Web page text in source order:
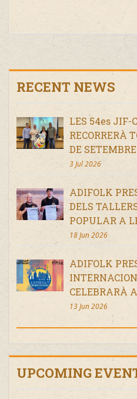
RECENT NEWS
LES 54es JIF-
RECORRERÀ
DE SETEMBRE
3 Jul 2026
ADIFOLK
DELS
POPULAR A
18 Jun 2026
ADIFOLK
CELEBRARÀ
13 Jun 2026
UPCOMING